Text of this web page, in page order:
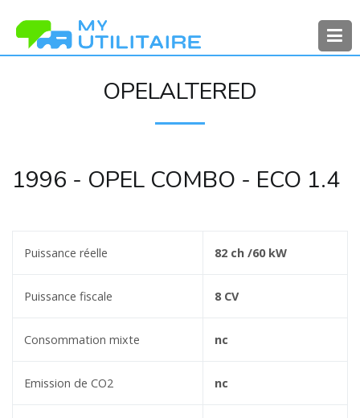
contenu
utilitaires
OPELALTERED
1996 - OPEL COMBO - ECO 1.4
Puissance réelle 82 ch /60 kW
Puissance fiscale 8 CV
Consommation mixte nc
Emission de CO2 nc